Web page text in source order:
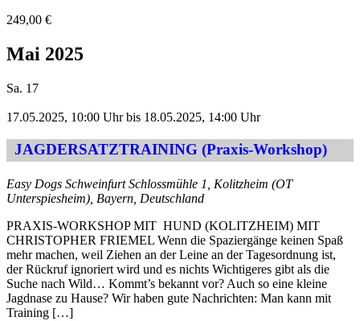
249,00 €
Mai 2025
Sa. 17
17.05.2025, 10:00 Uhrbis 18.05.2025, 14:00 Uhr
JAGDERSATZTRAINING (Praxis-Workshop)
Easy Dogs SchweinfurtSchlossmühle 1, Kolitzheim (OT
Unterspiesheim), Bayern, Deutschland
PRAXIS-WORKSHOP MIT HUND (KOLITZHEIM) MIT
CHRISTOPHER FRIEMEL Wenn die Spaziergänge keinen Spaß
mehr machen, weil Ziehen an der Leine an der Tagesordnung ist,
der Rückruf ignoriert wird und es nichts Wichtigeres gibt als die
Suche nach Wild… Kommt’s bekannt vor? Auch so eine kleine
Jagdnase zu Hause? Wir haben gute Nachrichten: Man kann mit
Training […]